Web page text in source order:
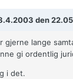
den
gjerne lange
gi ordentlig
i det.